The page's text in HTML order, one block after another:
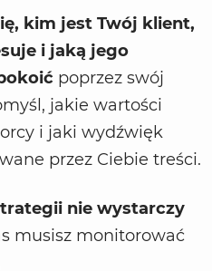
kim jest Twój klient,
i jaką jego
poprzez swój
jakie wartości
i jaki wydźwięk
przez Ciebie treści.
nie wystarczy
musisz monitorować